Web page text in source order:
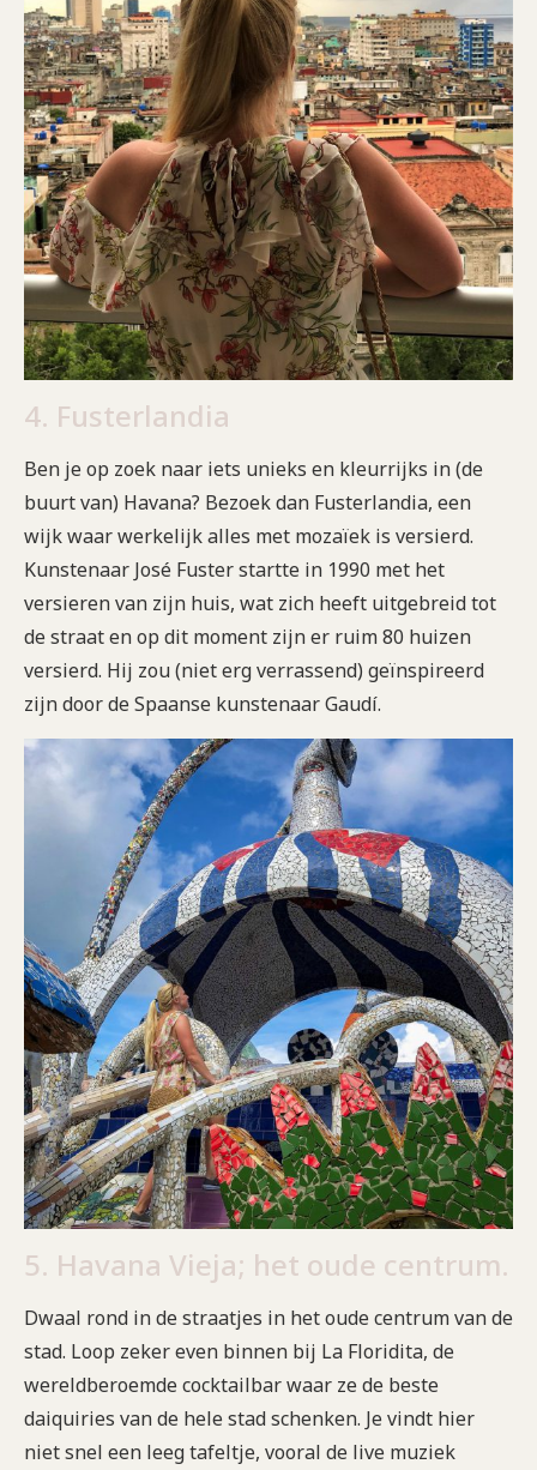
4. Fusterlandia
Ben je op zoek naar iets unieks en kleurrijks in (de
buurt van) Havana? Bezoek dan Fusterlandia, een
wijk waar werkelijk alles met mozaïek is versierd.
Kunstenaar José Fuster startte in 1990 met het
versieren van zijn huis, wat zich heeft uitgebreid tot
de straat en op dit moment zijn er ruim 80 huizen
versierd. Hij zou (niet erg verrassend) geïnspireerd
zijn door de Spaanse kunstenaar Gaudí.
5. Havana Vieja; het oude centrum.
Dwaal rond in de straatjes in het oude centrum van de
stad. Loop zeker even binnen bij La Floridita, de
wereldberoemde cocktailbar waar ze de beste
daiquiries van de hele stad schenken. Je vindt hier
niet snel een leeg tafeltje, vooral de live muziek